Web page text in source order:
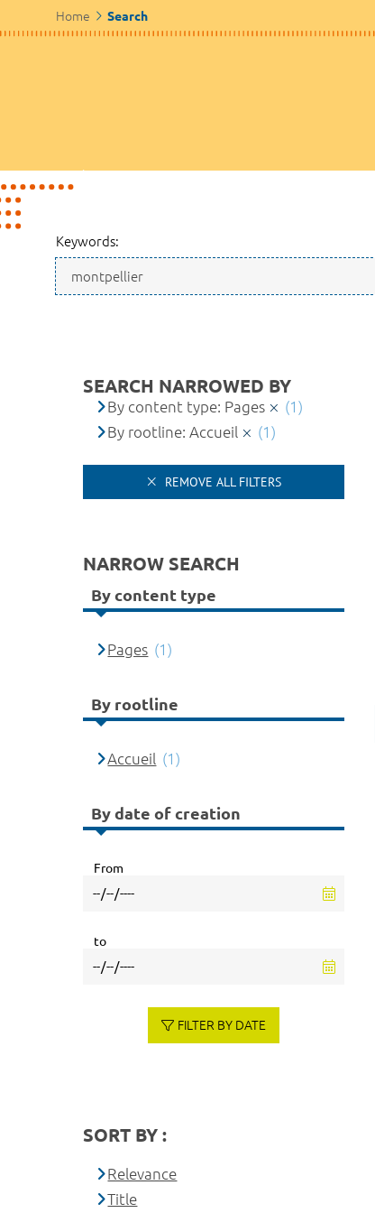
Home Search
Keywords:
SEARCH NARROWED BY
By content type: Pages
(1)
By rootline: Accueil
(1)
REMOVE ALL FILTERS
NARROW SEARCH
By content type
Pages (1)
By rootline
Accueil (1)
By date of creation
From
to
FILTER BY DATE
SORT BY :
Relevance
Title